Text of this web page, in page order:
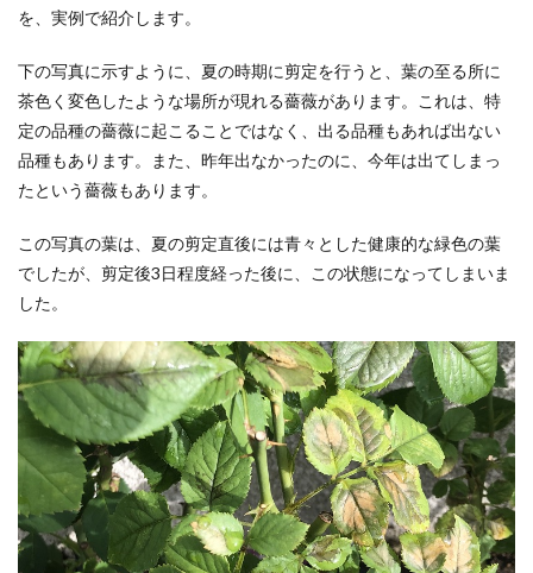
を、実例で紹介します。
下の写真に示すように、夏の時期に剪定を行うと、葉の至る所に
茶色く変色したような場所が現れる薔薇があります。これは、特
定の品種の薔薇に起こることではなく、出る品種もあれば出ない
品種もあります。また、昨年出なかったのに、今年は出てしまっ
たという薔薇もあります。
この写真の葉は、夏の剪定直後には青々とした健康的な緑色の葉
でしたが、剪定後3日程度経った後に、この状態になってしまいま
した。